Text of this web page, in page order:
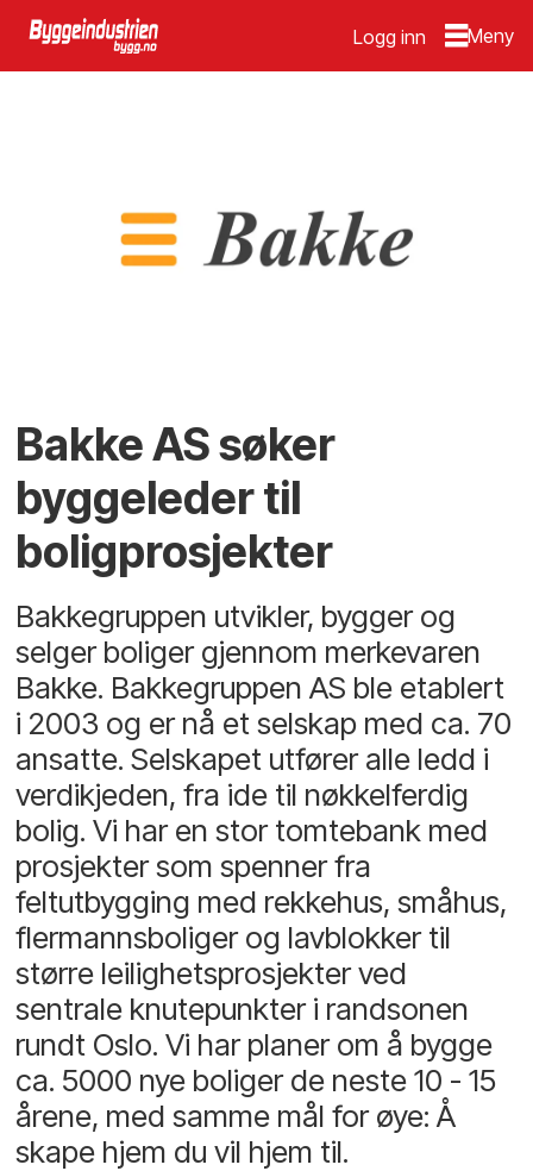
Logg inn
Bakke AS søker
byggeleder til
boligprosjekter
Bakkegruppen utvikler, bygger og
selger boliger gjennom merkevaren
Bakke. Bakkegruppen AS ble etablert
i 2003 og er nå et selskap med ca. 70
ansatte. Selskapet utfører alle ledd i
verdikjeden, fra ide til nøkkelferdig
bolig. Vi har en stor tomtebank med
prosjekter som spenner fra
feltutbygging med rekkehus, småhus,
flermannsboliger og lavblokker til
større leilighetsprosjekter ved
sentrale knutepunkter i randsonen
rundt Oslo. Vi har planer om å bygge
ca. 5000 nye boliger de neste 10 - 15
årene, med samme mål for øye: Å
skape hjem du vil hjem til.